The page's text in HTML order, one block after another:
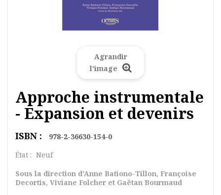
Agrandir
l'image
Approche instrumentale
- Expansion et devenirs
ISBN :
978-2-36630-154-0
État : Neuf
Sous la direction d'Anne Bationo-Tillon, Françoise
Decortis, Viviane Folcher et Gaëtan Bourmaud